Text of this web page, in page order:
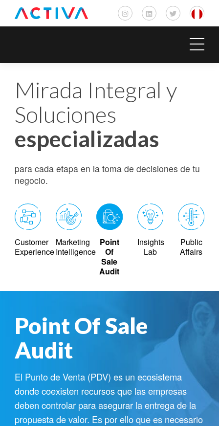
Mirada Integral y
Soluciones
especializadas
para cada etapa en la toma de decisiones de tu
negocio.
Customer
Experience
Marketing
Intelligence
Point
Of
Sale
Audit
Insights
Lab
Public
Affairs
Point Of Sale
Audit
El Punto de Venta (PDV) es un ecosistema
donde coexisten recursos que las empresas
deben controlar para asegurar la entrega de la
propuesta de valor. Es por ello que es necesario